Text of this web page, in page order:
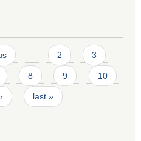
… 2 3
8 9 10
last »